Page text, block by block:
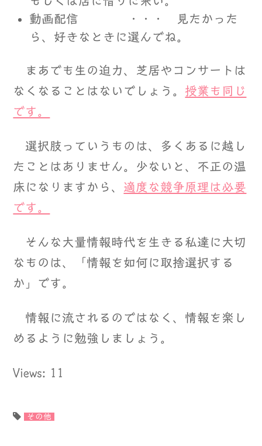
動画配信 ・・・ 見たかった
ら、好きなときに選んでね。
まあでも生の迫力、芝居やコンサートは
なくなることはないでしょう。 授業も同じ
です。
選択肢っていうものは、多くあるに越し
たことはありません。少ないと、不正の温
床になりますから、 適度な競争原理は必要
です。
そんな大量情報時代を生きる私達に大切
なものは、「情報を如何に取捨選択する
か」です。
情報に流されるのではなく、情報を楽し
めるように勉強しましょう。
Views: 11
その他